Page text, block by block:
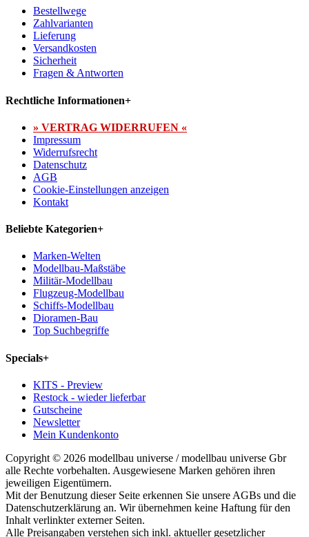
Bestellwege
Zahlvarianten
Lieferung
Versandkosten
Sicherheit
Fragen & Antworten
Rechtliche Informationen+
» VERTRAG WIDERRUFEN «
Impressum
Widerrufsrecht
Datenschutz
AGB
Cookie-Einstellungen anzeigen
Kontakt
Beliebte Kategorien+
Marken-Welten
Modellbau-Maßstäbe
Militär-Modellbau
Flugzeug-Modellbau
Schiffs-Modellbau
Dioramen-Bau
Top Suchbegriffe
Specials+
KITS - Preview
Restock - wieder lieferbar
Gutscheine
Newsletter
Mein Kundenkonto
Copyright © 2026 modellbau universe / modellbau universe Gbr
alle Rechte vorbehalten. Ausgewiesene Marken gehören ihren
jeweiligen Eigentümern.
Mit der Benutzung dieser Seite erkennen Sie unsere AGBs und die
Datenschutzerklärung an. Wir übernehmen keine Haftung für den
Inhalt verlinkter externer Seiten.
Alle Preisangaben verstehen sich inkl. aktueller gesetzlicher